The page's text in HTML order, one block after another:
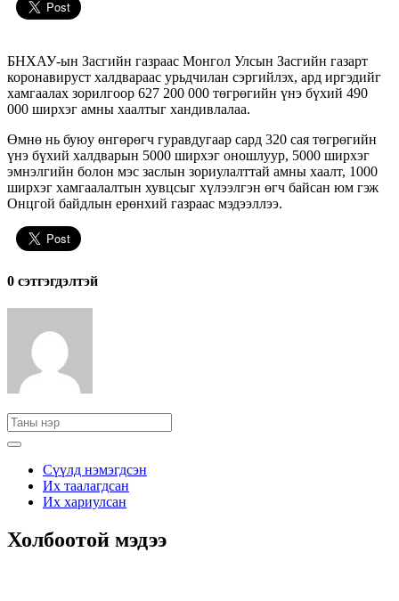
БНХАУ-ын Засгийн газраас Монгол Улсын Засгийн газарт
коронавируст халдвараас урьдчилан сэргийлэх, ард иргэдийг
хамгаалах зорилгоор 627 200 000 төгрөгийн үнэ бүхий 490
000 ширхэг амны хаалтыг хандивлалаа.
Өмнө нь буюу өнгөрөгч гуравдугаар сард 320 сая төгрөгийн
үнэ бүхий халдварын 5000 ширхэг оношлуур, 5000 ширхэг
эмнэлгийн болон мэс заслын зориулалттай амны хаалт, 1000
ширхэг хамгаалалтын хувцсыг хүлээлгэн өгч байсан юм гэж
Онцгой байдлын ерөнхий газраас мэдээллээ.
0 cэтгэгдэлтэй
Сүүлд нэмэгдсэн
Их таалагдсан
Их хариулсан
Холбоотой мэдээ